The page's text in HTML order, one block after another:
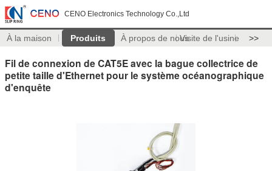
CENO Electronics Technology Co.,Ltd
À la maison Produits À propos de nousVisite de l'usine >>
Fil de connexion de CAT5E avec la bague collectrice de
petite taille d'Ethernet pour le système océanographique
d'enquête